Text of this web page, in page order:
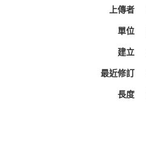
上傳者
單位
建立
最近修訂
長度